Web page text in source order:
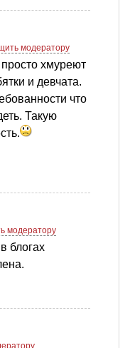
модератору
хмуреют
и девчата.
что
Такую
модератору
блогах